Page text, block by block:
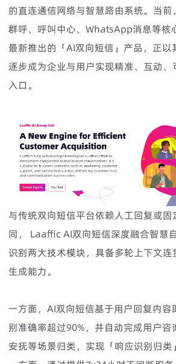
的直连通信网络与智慧路由系统。当
群呼、呼叫中心、WhatsApp消息等核
最新推出的「AI双向短信」产品，正以
逐步成为企业与用户实现精准、互动
入口。
与传统双向短信平台依赖人工回复或固
同， Laaffic AI双向短信深度融合智慧
识别两大技术模块，具备多轮上下文
生成能力。
一方面，AI双向短信基于用户回复内容
别准确率超过90%，并自动完成用户
安抚等场景归类，实现「响应识别归类